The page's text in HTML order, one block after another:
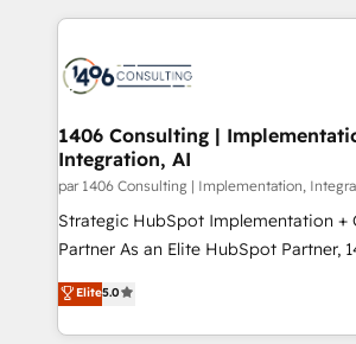
か？ ✓ HubSpot Eliteパートナー認定
ード受賞・HUGリーダー ✓
ISO9001:2015 取得 ✓ 400社以上の導
状整理の壁打ちなど、構想段階からお気
せください。
Technical Solutions: - HubSpot Technical Consulting -
Onboarding - Data Migration & Integrations -
Technical Audit & Optimization Strategic Solutions: -
Revenue Operations - Inbound
Outbound Marketing - HubSpot CMS
Design & Development We empower our clients to
reach their full potential by providing
relationship-driven support. With over 300 HubSpot
technical know-how and strategic
need to succeed.
1406 Consulting |
Integration, AI
par 1406 Consulting | Implementation,
Strategic HubSpot Implementation +
Partner As an Elite HubSpot Partner, 1406 Consulting
helps mid-market revenue teams
they sell, market, and serve. We don't
HubSpot—we teach your team to
Elite5.0